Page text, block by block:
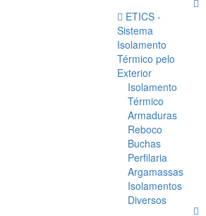
ETICS -
Sistema
Isolamento
Térmico pelo
Exterior
Isolamento
Térmico
Armaduras
Reboco
Buchas
Perfilaria
Argamassas
Isolamentos
Diversos